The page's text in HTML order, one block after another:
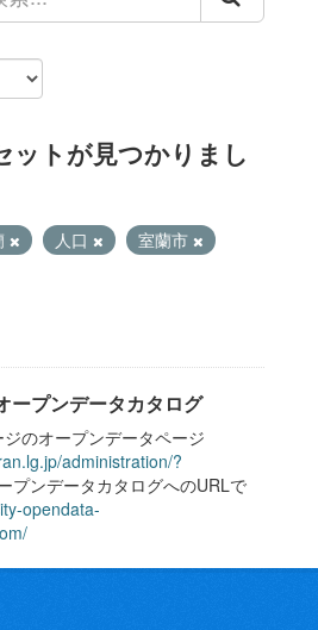
ットが見つかりまし
人口
室蘭市
ープンデータカタログ
のオープンデータページ
administration/?
プンデータカタログへのURLで
opendata-